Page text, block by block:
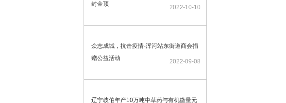
封金顶
2022-10-10
众志成城，抗击疫情-浑河站东街道商会捐
赠公益活动
2022-09-08
辽宁岐伯年产10万吨中草药与有机微量元